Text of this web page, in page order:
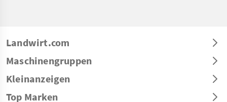
Landwirt.com
Maschinengruppen
Kleinanzeigen
Top Marken